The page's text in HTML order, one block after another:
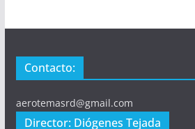
Contacto:
aerotemasrd@gmail.com
Director: Diógenes Tejada